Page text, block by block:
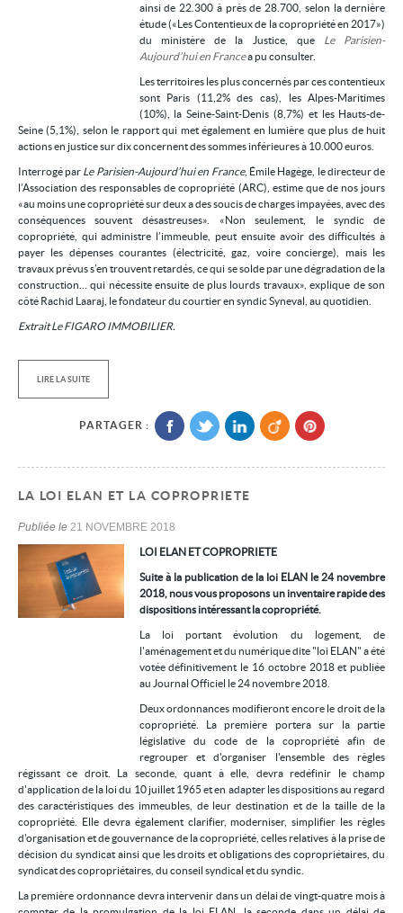
ainsi de 22.300 à près de 28.700, selon la dernière
étude («Les Contentieux de la copropriété en 2017»)
du ministère de la Justice, que Le Parisien-
Aujourd’hui en Francea pu consulter.
Les territoires les plus concernés par ces contentieux
sont Paris (11,2% des cas), les Alpes-Maritimes
(10%), la Seine-Saint-Denis (8,7%) et les Hauts-de-
Seine (5,1%), selon le rapport qui met également en lumière que plus de huit
actions en justice sur dix concernent des sommes inférieures à 10.000 euros.
Interrogé par Le Parisien-Aujourd’hui en France, Émile Hagège, le directeur de
l’Association des responsables de copropriété (ARC), estime que de nos jours
«au moins une copropriété sur deux a des soucis de charges impayées, avec des
conséquences souvent désastreuses». «Non seulement, le syndic de
copropriété, qui administre l’immeuble, peut ensuite avoir des difficultés à
payer les dépenses courantes (électricité, gaz, voire concierge), mais les
travaux prévus s’en trouvent retardés, ce qui se solde par une dégradation de la
construction… qui nécessite ensuite de plus lourds travaux», explique de son
côté Rachid Laaraj, le fondateur du courtier en syndic Syneval, au quotidien.
Extrait Le FIGARO IMMOBILIER.
LIRE LA SUITE
PARTAGER :
LA LOI ELAN ET LA COPROPRIETE
Publiée le 21 NOVEMBRE 2018
LOI ELAN ET COPROPRIETE
Suite à la publication de la loi ELAN le 24 novembre
2018, nous vous proposons un inventaire rapide des
dispositions intéressant la copropriété.
La loi portant évolution du logement, de
l'aménagement et du numérique dite "loi ELAN" a été
votée définitivement le 16 octobre 2018 et publiée
au Journal Officiel le 24 novembre 2018.
Deux ordonnances modifieront encore le droit de la
copropriété. La première portera sur la partie
législative du code de la copropriété afin de
regrouper et d'organiser l'ensemble des règles
régissant ce droit. La seconde, quant à elle, devra redéfinir le champ
d'application de la loi du 10 juillet 1965 et en adapter les dispositions au regard
des caractéristiques des immeubles, de leur destination et de la taille de la
copropriété. Elle devra également clarifier, moderniser, simplifier les règles
d'organisation et de gouvernance de la copropriété, celles relatives à la prise de
décision du syndicat ainsi que les droits et obligations des copropriétaires, du
syndicat des copropriétaires, du conseil syndical et du syndic.
La première ordonnance devra intervenir dans un délai de vingt-quatre mois à